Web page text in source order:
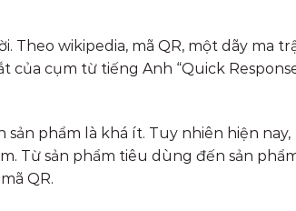
Theo wikipedia, mã QR, một dãy ma
của cụm từ tiếng Anh “Quick
phẩm là khá ít. Tuy nhiên hiện nay,
Từ sản phẩm tiêu dùng đến sản
QR.